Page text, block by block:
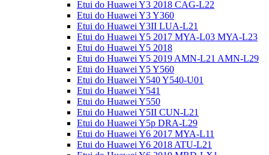
Etui do Huawei Y3 2018 CAG-L22
Etui do Huawei Y3 Y360
Etui do Huawei Y3II LUA-L21
Etui do Huawei Y5 2017 MYA-L03 MYA-L23
Etui do Huawei Y5 2018
Etui do Huawei Y5 2019 AMN-L21 AMN-L29
Etui do Huawei Y5 Y560
Etui do Huawei Y540 Y540-U01
Etui do Huawei Y541
Etui do Huawei Y550
Etui do Huawei Y5II CUN-L21
Etui do Huawei Y5p DRA-L29
Etui do Huawei Y6 2017 MYA-L11
Etui do Huawei Y6 2018 ATU-L21